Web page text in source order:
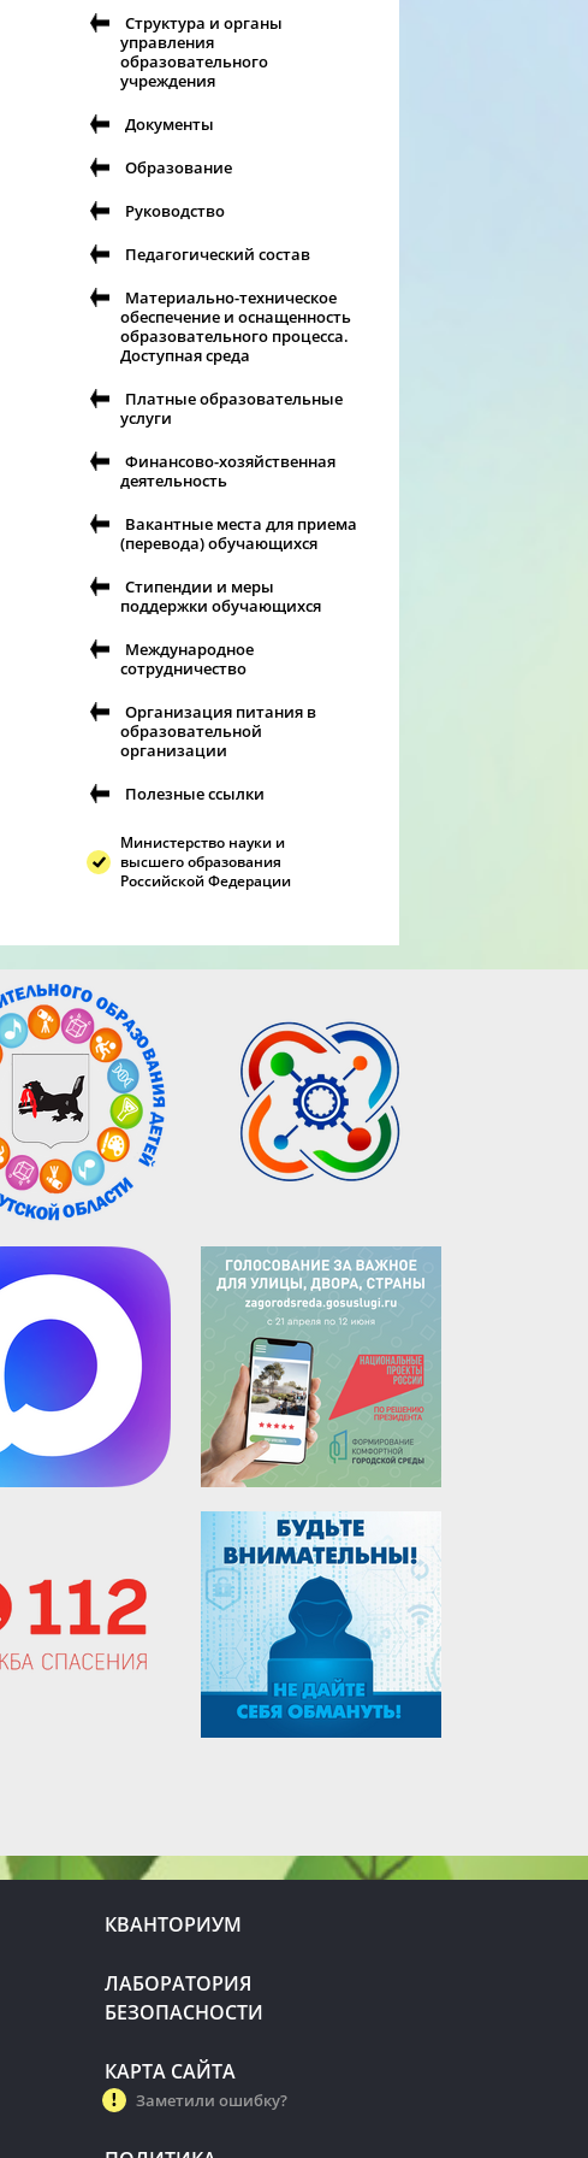
Структура и органы
управления
образовательного
учреждения
Документы
Образование
Руководство
Педагогический состав
Материально-техническое
обеспечение и оснащенность
образовательного процесса.
Доступная среда
Платные образовательные
услуги
Финансово-хозяйственная
деятельность
Вакантные места для приема
(перевода) обучающихся
Стипендии и меры
поддержки обучающихся
Международное
сотрудничество
Организация питания в
образовательной
организации
Полезные ссылки
Министерство науки и
высшего образования
Российской Федерации
КВАНТОРИУМ
ЛАБОРАТОРИЯ
БЕЗОПАСНОСТИ
КАРТА САЙТА
Заметили ошибку?